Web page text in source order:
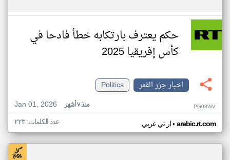
حكم يعترف بارتكابه خطأ فادحا في
كأس إفريقيا 2025
اخبار جزر القمر
Politics
Jan 01, 2026
منذ ٧ أشهر PG03WV
ار تي عربي• arabic.rt.com عدد الكلمات: ٢٢٣